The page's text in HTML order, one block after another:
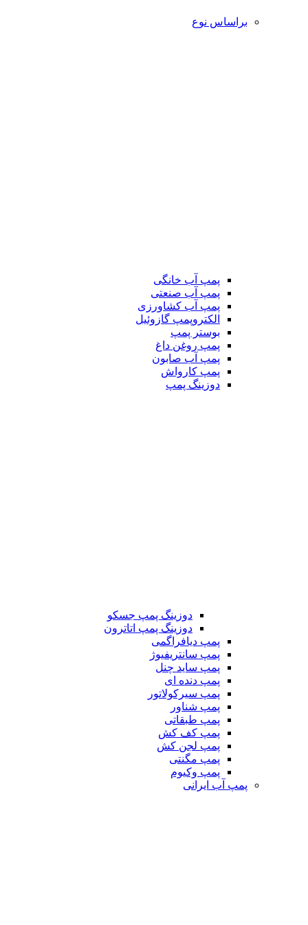
براساس نوع
پمپ آب خانگی
پمپ آب صنعتی
پمپ آب کشاورزی
الکتروپمپ گازوئیل
بوستر پمپ
پمپ روغن داغ
پمپ آب صابون
پمپ کارواش
دوزینگ پمپ
دوزینگ پمپ جسکو
دوزینگ پمپ اتاترون
پمپ دیافراگمی
پمپ سانتریفیوژ
پمپ ساید چنل
پمپ دنده ای
پمپ سیرکولاتور
پمپ شناور
پمپ طبقاتی
پمپ کف کش
پمپ لجن کش
پمپ مگنتی
پمپ وکیوم
پمپ آب ایرانی